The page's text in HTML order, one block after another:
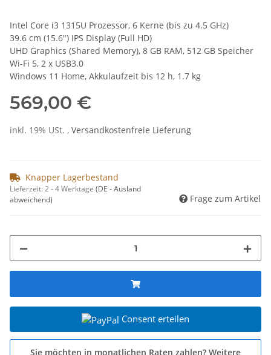
Intel Core i3 1315U Prozessor, 6 Kerne (bis zu 4.5 GHz)
39.6 cm (15.6") IPS Display (Full HD)
UHD Graphics (Shared Memory), 8 GB RAM, 512 GB Speicher
Wi-Fi 5, 2 x USB3.0
Windows 11 Home, Akkulaufzeit bis 12 h, 1.7 kg
569,00 €
inkl. 19% USt. , Versandkostenfreie Lieferung
Knapper Lagerbestand
Lieferzeit:2 - 4 Werktage (DE - Ausland
abweichend)
Frage zum Artikel
Consent erteilen
Sie möchten in monatlichen Raten zahlen? Weitere